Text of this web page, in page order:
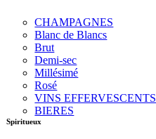
CHAMPAGNES
Blanc de Blancs
Brut
Demi-sec
Millésimé
Rosé
VINS EFFERVESCENTS
BIERES
Spiritueux